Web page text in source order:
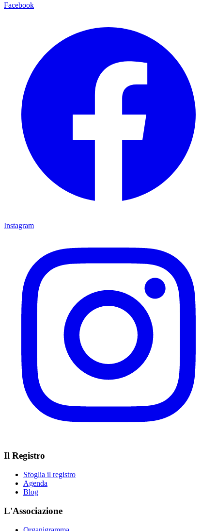
Facebook
Instagram
Il Registro
Sfoglia il registro
Agenda
Blog
L'Associazione